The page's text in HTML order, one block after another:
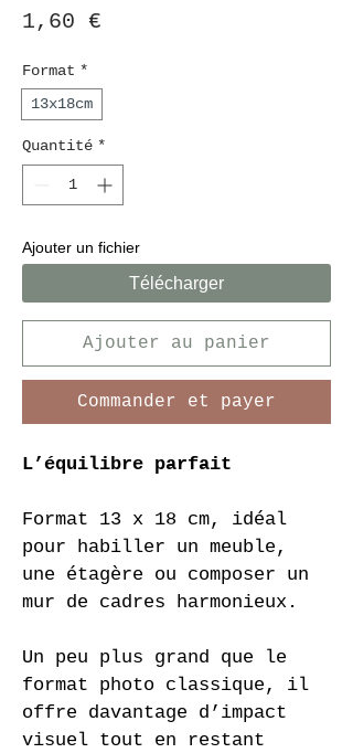
1,60 €
Format *
13x18cm
Quantité *
Ajouter un fichier
Télécharger
Ajouter au panier
Commander et payer
L’équilibre parfait
Format 13 x 18 cm, idéal
pour habiller un meuble,
une étagère ou composer un
mur de cadres harmonieux.
Un peu plus grand que le
format photo classique, il
offre davantage d’impact
visuel tout en restant